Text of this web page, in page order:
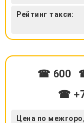
Рейтинг такси:
☎ 600
☎ +7
Цена по